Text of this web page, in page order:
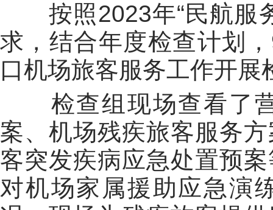
按照2023年“民航服
求，结合年度检查计划
口机场旅客服务工作开展
检查组现场查看了营
案、机场残疾旅客服务
客突发疾病应急处置预
对机场家属援助应急演